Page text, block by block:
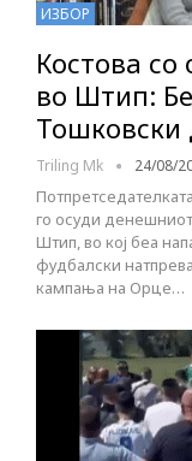
ИЗБОР
Костова
во Штип:
Тошковски
Triling Mk 24/08/
го осуди
Штип, во кој беа
фудбалски
кампања на Орце…